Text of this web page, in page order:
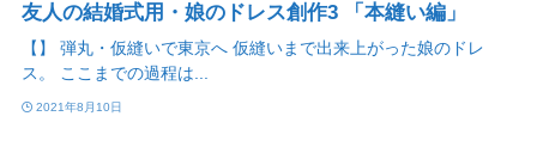
友人の結婚式用・娘のドレス創作3 「本縫い編」
【】 弾丸・仮縫いで東京へ 仮縫いまで出来上がった娘のドレ
ス。 ここまでの過程は...
2021年8月10日